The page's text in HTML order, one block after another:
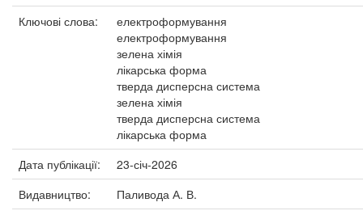
Ключові слова:
електроформування
електроформування
зелена хімія
лікарська форма
тверда дисперсна система
зелена хімія
тверда дисперсна система
лікарська форма
Дата публікації:
23-січ-2026
Видавництво:
Паливода А. В.